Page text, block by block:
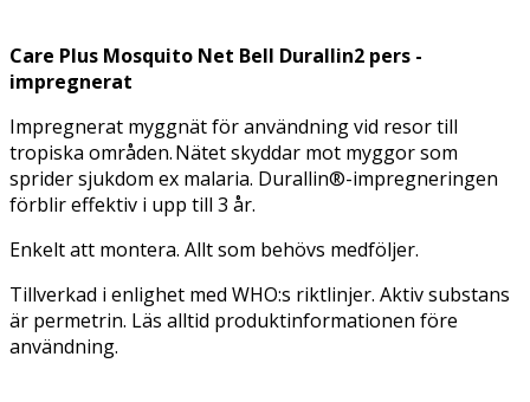
Care Plus Mosquito Net Bell Durallin2 pers -
impregnerat
Impregnerat myggnät för användning vid resor till
tropiska områden. Nätet skyddar mot myggor som
sprider sjukdom ex malaria. Durallin®-impregneringen
förblir effektiv i upp till 3 år.
Enkelt att montera. Allt som behövs medföljer.
Tillverkad i enlighet med WHO:s riktlinjer. Aktiv substans
är permetrin. Läs alltid produktinformationen före
användning.